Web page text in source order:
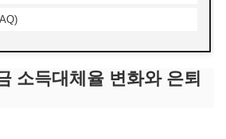
소득대체율 변화와 은퇴